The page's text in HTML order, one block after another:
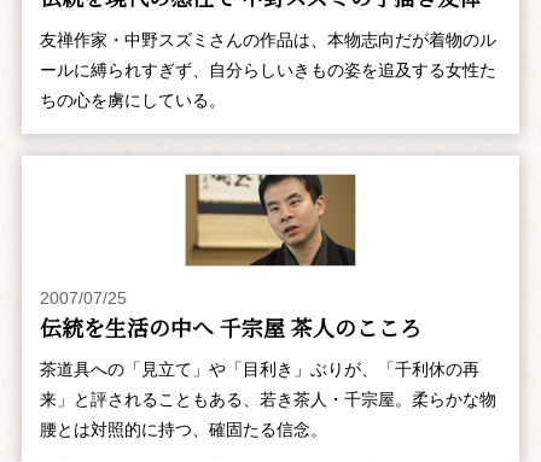
友禅作家・中野スズミさんの作品は、本物志向だが着物のル
ールに縛られすぎず、自分らしいきもの姿を追及する女性た
ちの心を虜にしている。
2007/07/25
伝統を生活の中へ 千宗屋 茶人のこころ
茶道具への「見立て」や「目利き」ぶりが、「千利休の再
来」と評されることもある、若き茶人・千宗屋。柔らかな物
腰とは対照的に持つ、確固たる信念。